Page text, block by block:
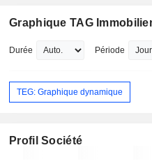
Graphique TAG
Durée Période
TEG: Graphique dynamique
Profil Société